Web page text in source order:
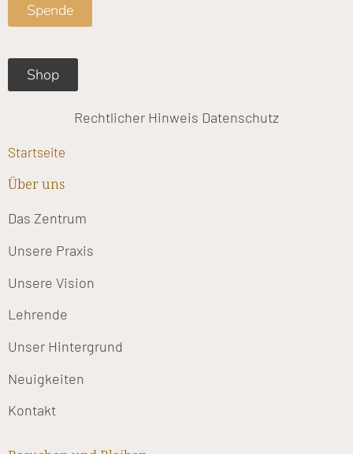
Spende
Shop
Rechtlicher Hinweis Datenschutz
Startseite
Über uns
Das Zentrum
Unsere Praxis
Unsere Vision
Lehrende
Unser Hintergrund
Neuigkeiten
Kontakt